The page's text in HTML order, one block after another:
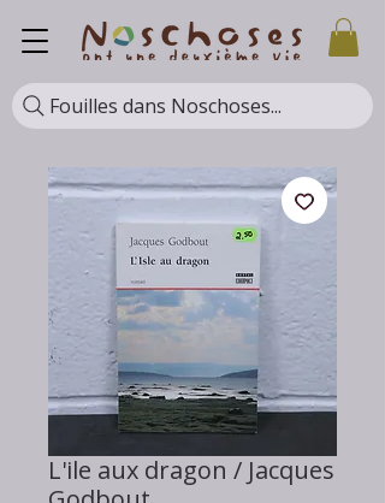
Fouilles dans Noschoses...
L'ile aux dragon / Jacques